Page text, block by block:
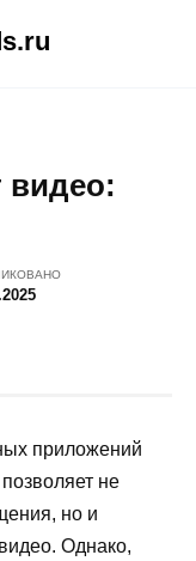
видео:
приложений
не
но и
Однако,